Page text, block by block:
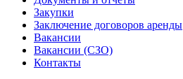
Закупки
Заключение договоров аренды
Вакансии
Вакансии (СЗО)
Контакты